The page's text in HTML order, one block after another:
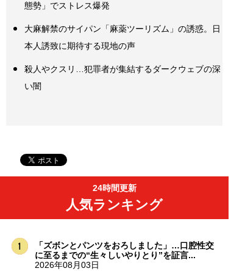
態勢」でストレス爆発
大麻解禁のサイパン「麻薬ツーリズム」の誘惑。日
本人誘致に期待する現地の声
殺人やクスリ…犯罪者が集結するダークウェブの深
い闇
24時間更新
人気ランキング
「ズボンとパンツをおろしました」…口腔性交
に至るまでの“生々しいやりとり”を証言...
2026年08月03日